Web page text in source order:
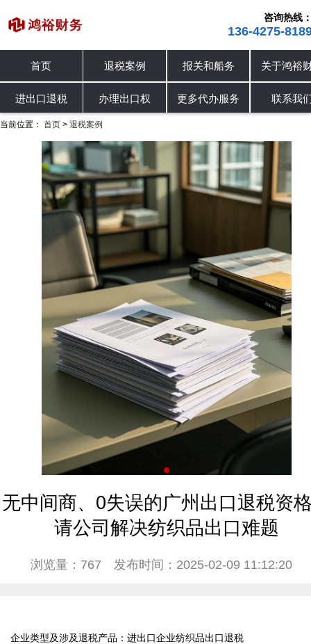
咨询热线
136-4275-
首页
进出口退税
退税案例
办理出口权
报关和船务
更多代办服务
关于鸿裕
联系我
进出口退税 退税案例 办理出口权
当前位置： 首页 > 退税案例
无中间商、0失误的广州出口退税资
请公司解决纺织品出口难题
浏览量：767 发布时间：2025-02-09 11:12:20
企业类型及涉及退税产品：进出口企业纺织品出口退税